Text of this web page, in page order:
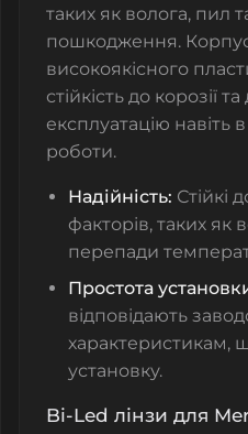
таких як волога, пил
пошкодження.
високоякісного
стійкість до корозії
експлуатацію навіть
роботи.
Надійність: Стійкі
факторів, таких як
перепади
Простота
відповідають
характеристикам,
установку.
Bi-Led лінзи для